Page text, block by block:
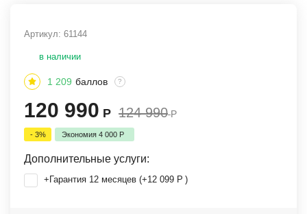
Артикул: 61144
в наличии
1 209 баллов ?
120 990 Р 124 990 Р
- 3% Экономия 4 000 Р
Дополнительные услуги:
+Гарантия 12 месяцев (+12 099 Р )